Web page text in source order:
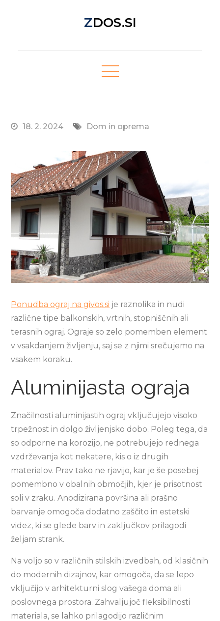
ZDOS.SI
18. 2. 2024 Dom in oprema
Ponudba ograj na givos.si je raznolika in nudi
različne tipe balkonskih, vrtnih, stopniščnih ali
terasnih ograj. Ograje so zelo pomemben element
v vsakdanjem življenju, saj se z njimi srečujemo na
vsakem koraku.
Aluminijasta ograja
Značilnosti aluminijastih ograj vključujejo visoko
trpežnost in dolgo življenjsko dobo. Poleg tega, da
so odporne na korozijo, ne potrebujejo rednega
vzdrževanja kot nekatere, kis o iz drugih
materialov. Prav tako ne rjavijo, kar je še posebej
pomembno v obalnih območjih, kjer je prisotnost
soli v zraku. Anodizirana površina ali prašno
barvanje omogoča dodatno zaščito in estetski
videz, ki se glede barv in zaključkov prilagodi
željam strank.
Na voljo so v različnih stilskih izvedbah, od klasičnih
do modernih dizajnov, kar omogoča, da se lepo
vključijo v arhitekturni slog vašega doma ali
poslovnega prostora. Zahvaljujoč fleksibilnosti
materiala, se lahko prilagodijo različnim